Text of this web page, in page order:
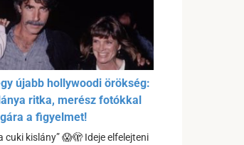
újabb hollywoodi örökség:
ritka, merész fotókkal
a figyelmet!
cuki kislány” 😱🫣 Ideje elfelejteni